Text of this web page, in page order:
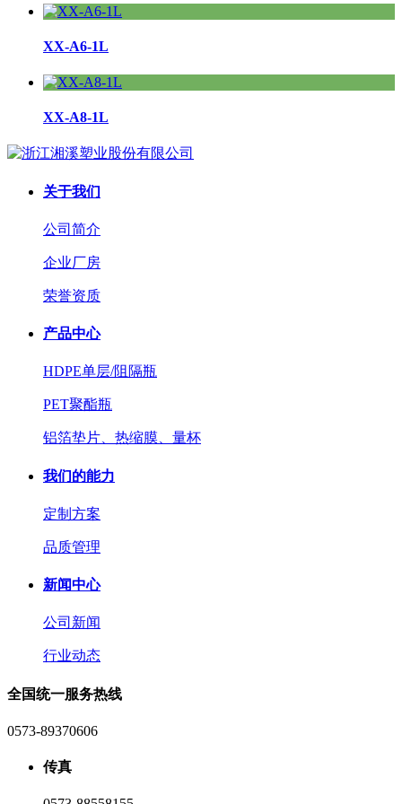
XX-A6-1L
XX-A8-1L
关于我们
公司简介
企业厂房
荣誉资质
产品中心
HDPE单层/阻隔瓶
PET聚酯瓶
铝箔垫片、热缩膜、量杯
我们的能力
定制方案
品质管理
新闻中心
公司新闻
行业动态
全国统一服务热线
0573-89370606
传真